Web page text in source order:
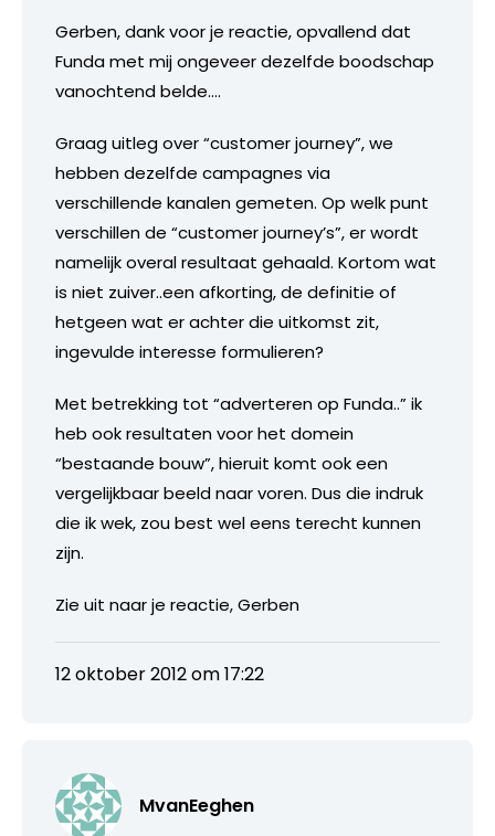
Gerben, dank voor je reactie, opvallend dat
Funda met mij ongeveer dezelfde boodschap
vanochtend belde….
Graag uitleg over “customer journey”, we
hebben dezelfde campagnes via
verschillende kanalen gemeten. Op welk punt
verschillen de “customer journey’s”, er wordt
namelijk overal resultaat gehaald. Kortom wat
is niet zuiver..een afkorting, de definitie of
hetgeen wat er achter die uitkomst zit,
ingevulde interesse formulieren?
Met betrekking tot “adverteren op Funda..” ik
heb ook resultaten voor het domein
“bestaande bouw”, hieruit komt ook een
vergelijkbaar beeld naar voren. Dus die indruk
die ik wek, zou best wel eens terecht kunnen
zijn.
Zie uit naar je reactie, Gerben
12 oktober 2012 om 17:22
MvanEeghen